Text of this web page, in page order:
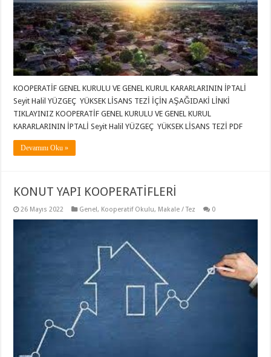
KOOPERATİF GENEL KURULU VE GENEL KURUL KARARLARININ İPTALİ
Seyit Halil YÜZGEÇ YÜKSEK LİSANS TEZİ İÇİN AŞAĞIDAKİ LİNKİ
TIKLAYINIZ KOOPERATİF GENEL KURULU VE GENEL KURUL
KARARLARININ İPTALİ Seyit Halil YÜZGEÇ YÜKSEK LİSANS TEZİ PDF
Devamını Oku »
KONUT YAPI KOOPERATİFLERİ
26 Mayıs 2022 Genel, Kooperatif Okulu, Makale / Tez 0